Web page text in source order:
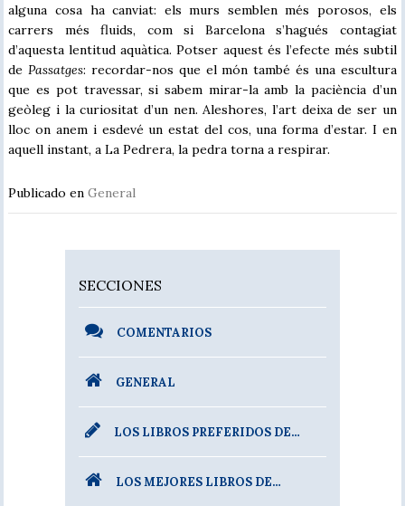
alguna cosa ha canviat: els murs semblen més porosos, els
carrers més fluids, com si Barcelona s’hagués contagiat
d’aquesta lentitud aquàtica. Potser aquest és l’efecte més subtil
dePassatges: recordar-nos que el món també és una escultura
que es pot travessar, si sabem mirar-la amb la paciència d’un
geòleg i la curiositat d’un nen. Aleshores, l’art deixa de ser un
lloc on anem i esdevé un estat del cos, una forma d’estar. I en
aquell instant, a La Pedrera, la pedra torna a respirar.
Publicado enGeneral
SECCIONES
COMENTARIOS
GENERAL
LOS LIBROS PREFERIDOS DE…
LOS MEJORES LIBROS DE…